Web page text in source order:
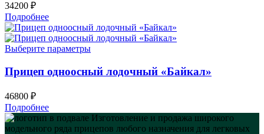
34200 ₽
Подробнее
Выберите параметры
Прицеп одноосный лодочный «Байкал»
46800 ₽
Подробнее
Изготовление и продажа широкого
модельного ряда прицепов любого назначения для легковых